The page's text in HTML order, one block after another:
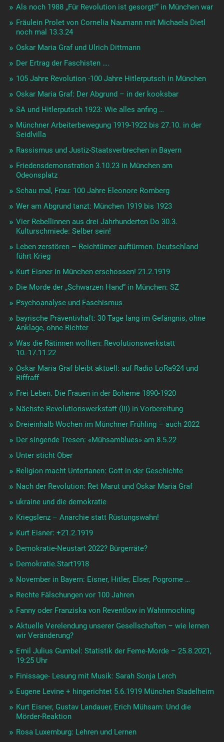
Als noch 1988 „Für Revolution ist gesorgt!“ in München war
Fräulein Prolet von Cornelia Naumann mit Michaela Dietl
noch mal 13.3.24
Oskar Maria Graf und Ulrich Dittmann
Der Ertrag der Faschisten ….
105 Jahre Revolution -100 Jahre Hitlerputsch in München
Oskar Maria Graf: Der Abgrund – in der kooksbar
SA und Hitlerputsch 1923: Wie alles anfing …
Münchner Arbeiterbewegung 1919-1922 bis 27.10. in der
Seidlvilla
Rassismus und Justiz-Staatsverbrechen in Bayern
Friedensdemonstration 3.10.23 in München am
Odeonsplatz
Schau mal, Frau: 100 Jahre Eleonore Romberg
Wer am Abgrund tanzt: München 1919 bis 1923
Vier Rebellinnen aus drei Jahrhunderten Do 30.3.
Kulturschmiede: Selber sein!
Leben zerstören – Reichtümer auftürmen. Deutschland
führt Krieg
Kurt Eisner in München erschossen! 21.2.1919
Die Morde der „Schwarzen Hand“ in München: SZ
Psychoanalyse und Faschismus
bayrische Präventivhaft: 30 Tage lang im Gefängnis, ohne
Anklage, ohne Richter
Was die Rätinnen wollten: Revolutionswerkstatt
10.-17.11.22
Oskar Maria Graf bleibt aktuell: auf Radio LoRa924 und
Riffraff
Frei Leben. Die Frauen in der Boheme 1890-1920
Nächste Revolutionswerkstatt (III) in Vorbereitung
Dreieinhalb Wochen im Münchner Frühling – auch 2022
Der singende Tresen: «Mühsamblues» am 8.5.22
Unter sticht Ober
Religion macht Untertanen: Gott in der Geschichte
Nach der Revolution: Ret Marut und Oskar Maria Graf
ukraine und die demokratie
Kriegslenz – Anarchie statt Rüstungswahn!
Kurt Eisner: +21.2.1919
Demokratie-Neustart 2022? Bürgerräte?
Demokratie.Start1918
November in Bayern: Eisner, Hitler, Elser, Pogrome …
Rechte Fälschungen vor 100 Jahren
Fanny oder Franziska von Reventlow in Wahnmoching
Aktuelle Verelendung unserer Gesellschaften – wie lernen
wir Veränderung?
Emil Julius Gumbel: Statistik der Feme-Morde – 25.8.2021,
19:25 Uhr
Finissage- Lesung mit Musik: Sarah Sonja Lerch
Eugene Levine + hingerichtet 5.6.1919 München Stadelheim
Kurt Eisner, Gustav Landauer, Erich Mühsam: Und die
Mörder-Reaktion
Rosa Luxemburg: Lehren und Lernen